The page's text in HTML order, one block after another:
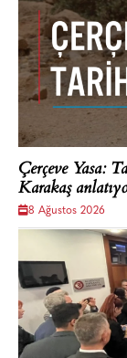
Çerçeve Yasa:
Karakaş
8 Ağustos 2026